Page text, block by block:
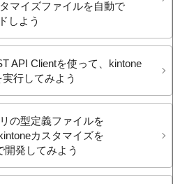
マイズファイルを​自動で​
しよう
API Clientを​使って、​kintone
行してみよう
の​型定義ファイルを​
カスタマイズを​
開発してみよう